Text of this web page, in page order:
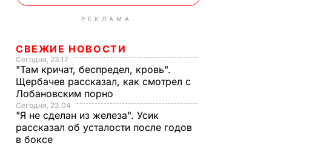
РЕКЛАМА
СВЕЖИЕ НОВОСТИ
Сегодня, 23.17
"Там кричат, беспредел, кровь".
Щербачев рассказал, как смотрел с
Лобановским порно
Сегодня, 23.04
"Я не сделан из железа". Усик
рассказал об усталости после годов
в боксе